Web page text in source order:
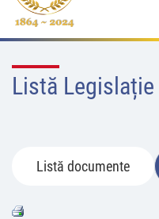
Listă Legislație
Listă documente